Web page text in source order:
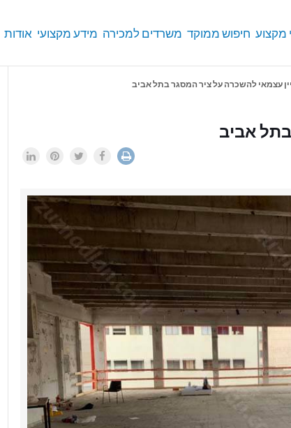
מקצוע חיפוש ממוקד משרדים למכירה מידע מקצועי אודות
עצמאי להשכרה על ציר המסגר בתל אביב
אביב